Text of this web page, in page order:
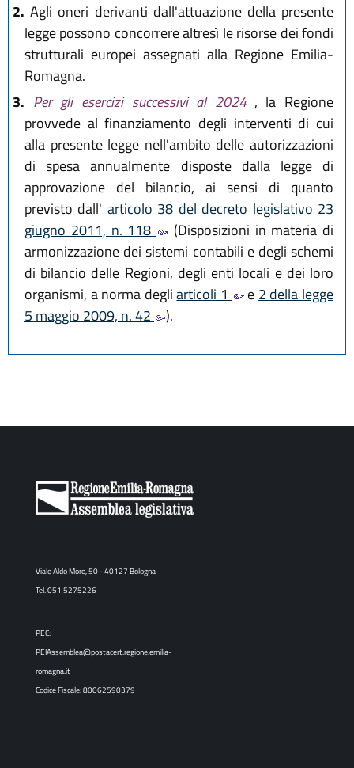
2. Agli oneri derivanti dall'attuazione della presente
legge possono concorrere altresì le risorse dei fondi
strutturali europei assegnati alla Regione Emilia-
Romagna.
3. Per gli esercizi successivi al 2024 , la Regione
provvede al finanziamento degli interventi di cui
alla presente legge nell'ambito delle autorizzazioni
di spesa annualmente disposte dalla legge di
approvazione del bilancio, ai sensi di quanto
previsto dall' articolo 38 del decreto legislativo 23
giugno 2011, n. 118
(Disposizioni in materia di
armonizzazione dei sistemi contabili e degli schemi
di bilancio delle Regioni, degli enti locali e dei loro
organismi, a norma degliarticoli 1 e 2 della legge
5 maggio 2009, n. 42
).
Viale Aldo Moro, 50 - 40127 Bologna
Tel. 051 5275226
PEC:
PEIAssemblea@postacert.regione.emilia-
romagna.it
Codice Fiscale: 80062590379